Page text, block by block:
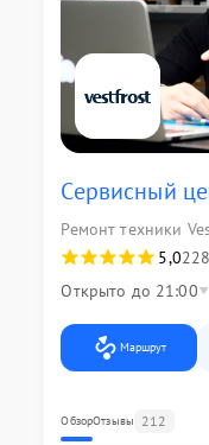
Сервисный
Ремонт техники
5,0
Открыто до 21:00
Маршрут
ОбзорОтзывы 212